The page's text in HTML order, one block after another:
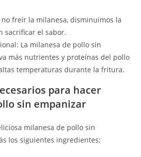
no freír la milanesa, disminuimos la
sacrificar el sabor.
La milanesa de pollo sin
más nutrientes y proteínas del pollo
temperaturas durante la fritura.
para hacer
sin empanizar
milanesa de pollo sin
los siguientes ingredientes: